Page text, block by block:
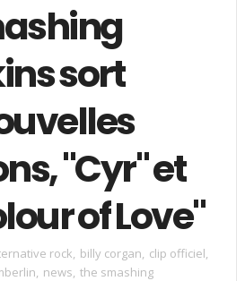
sort
"Cyr" et
of Love"
rock, billy corgan, clip officiel,
, news, the smashing